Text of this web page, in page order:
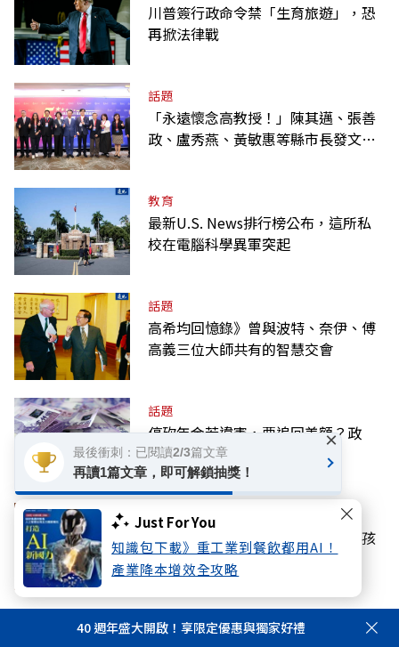
Just For You
知識包下載》重工業到餐飲都用AI！
產業降本增效全攻略
川普簽行政命令禁「生育旅遊」，恐
再掀法律戰
話題
「永遠懷念高教授！」陳其邁、張善
政、盧秀燕、黃敏惠等縣市長發文弔
教育
最新U.S. News排行榜公布，這所私
校在電腦科學異軍突起
話題
高希均回憶錄》曾與波特、奈伊、傅
高義三位大師共有的智慧交會
話題
停砍年金若違憲，要追回差額？政
院：判決後依法處理
國際
《奧德賽》安海瑟薇教養心法：跟孩
子開口前先做一件事
40 週年盛大開啟！享限定優惠與獨家好禮
最後衝刺：已閱讀2/3篇文章
再讀1篇文章，即可解鎖抽獎！
×